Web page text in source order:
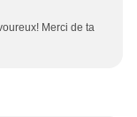
Merci de ta